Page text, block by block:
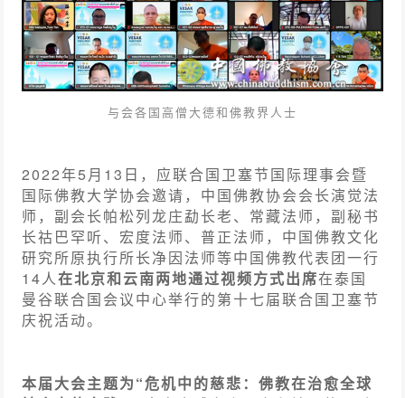
与会各国高僧大德和佛教界人士
2022年5月13日，应联合国卫塞节国际理事会暨
国际佛教大学协会邀请，中国佛教协会会长演觉法
师，副会长帕松列龙庄勐长老、常藏法师，副秘书
长祜巴罕听、宏度法师、普正法师，中国佛教文化
研究所原执行所长净因法师等中国佛教代表团一行
14人在北京和云南两地通过视频方式出席在泰国
曼谷联合国会议中心举行的第十七届联合国卫塞节
庆祝活动。
本届大会主题为“危机中的慈悲：佛教在治愈全球